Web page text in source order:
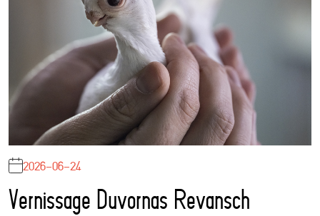
2026-06-24
Vernissage Duvornas Revansch